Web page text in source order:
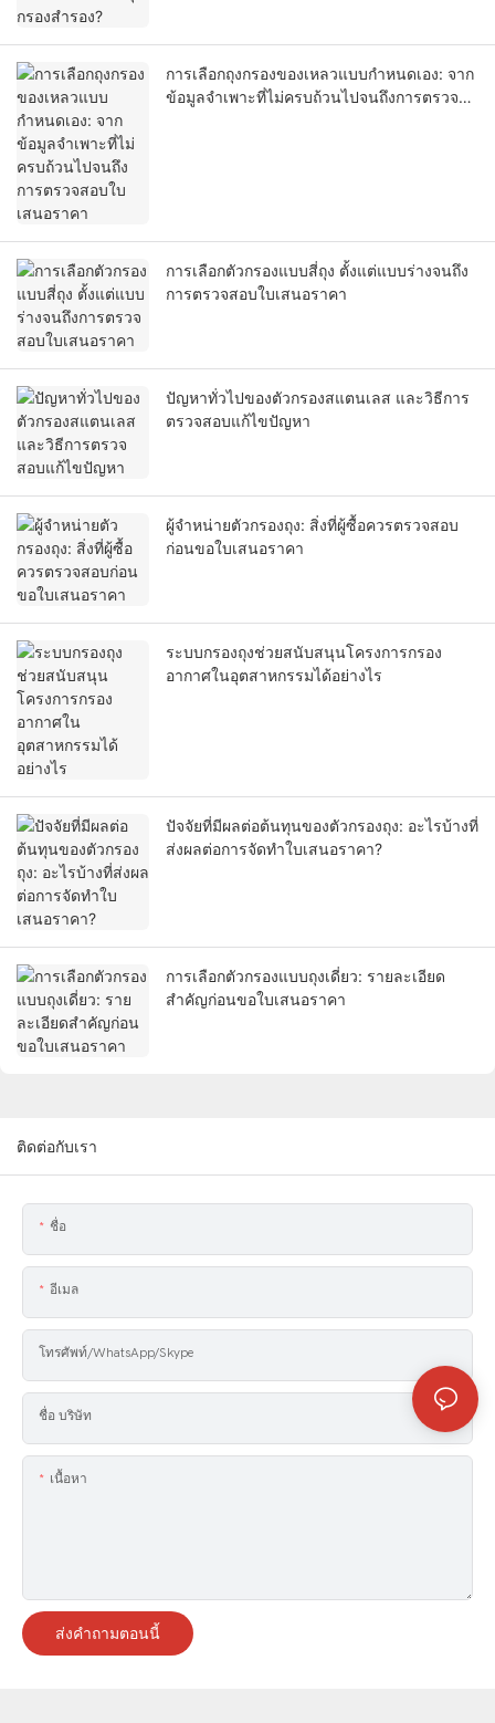
การเลือกถุงกรองของเหลวแบบกำหนดเอง: จาก
ข้อมูลจำเพาะที่ไม่ครบถ้วนไปจนถึงการตรวจ
การเลือกตัวกรองแบบสี่ถุง ตั้งแต่แบบร่างจนถึง
การตรวจสอบใบเสนอราคา
ปัญหาทั่วไปของตัวกรองสแตนเลส และวิธีการ
ตรวจสอบแก้ไขปัญหา
ผู้จำหน่ายตัวกรองถุง: สิ่งที่ผู้ซื้อควรตรวจสอบ
ก่อนขอใบเสนอราคา
ระบบกรองถุงช่วยสนับสนุนโครงการกรอง
อากาศในอุตสาหกรรมได้อย่างไร
ปัจจัยที่มีผลต่อต้นทุนของตัวกรองถุง: อะไรบ้างที่
ส่งผลต่อการจัดทำใบเสนอราคา?
การเลือกตัวกรองแบบถุงเดี่ยว: รายละเอียด
สำคัญก่อนขอใบเสนอราคา
ติดต่อกับเรา
ชื่อ
อีเมล
โทรศัพท์/WhatsApp/Skype
ชื่อ บริษัท
เนื้อหา
ส่งคำถามตอนนี้